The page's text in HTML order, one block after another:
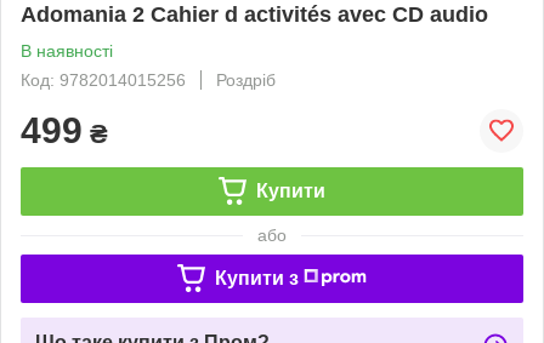
Adomania 2 Cahier d activités avec CD audio
В наявності
Код: 9782014015256
Роздріб
499 ₴
Купити
або
Купити з